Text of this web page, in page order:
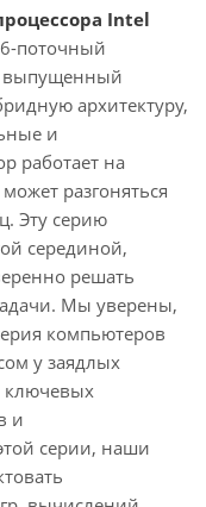
Intel
поточный
выпущенный
архитектуру,
и
работает на
разгоняться
Эту серию
серединой,
решать
Мы уверены,
компьютеров
у заядлых
ключевых
и
серии, наши